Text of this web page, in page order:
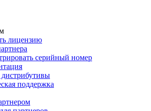
лицензию
серийный номер
дистрибутивы
поддержка